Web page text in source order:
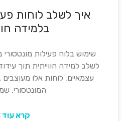
איך לשלב לוחות
בלמידה
שימוש בלוח פעילות
לשלב למידה חווייתית תוך
עצמאיים. לוחות אלו
המונטסורי,
קרא עוד